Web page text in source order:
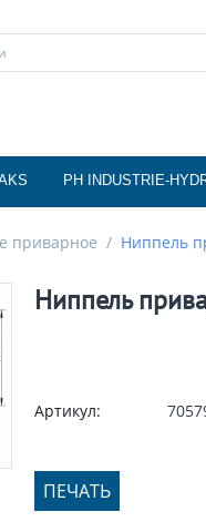
PH INDUSTRIE-
приварное / Ниппель
Ниппель
Артикул:
ПЕЧАТЬ